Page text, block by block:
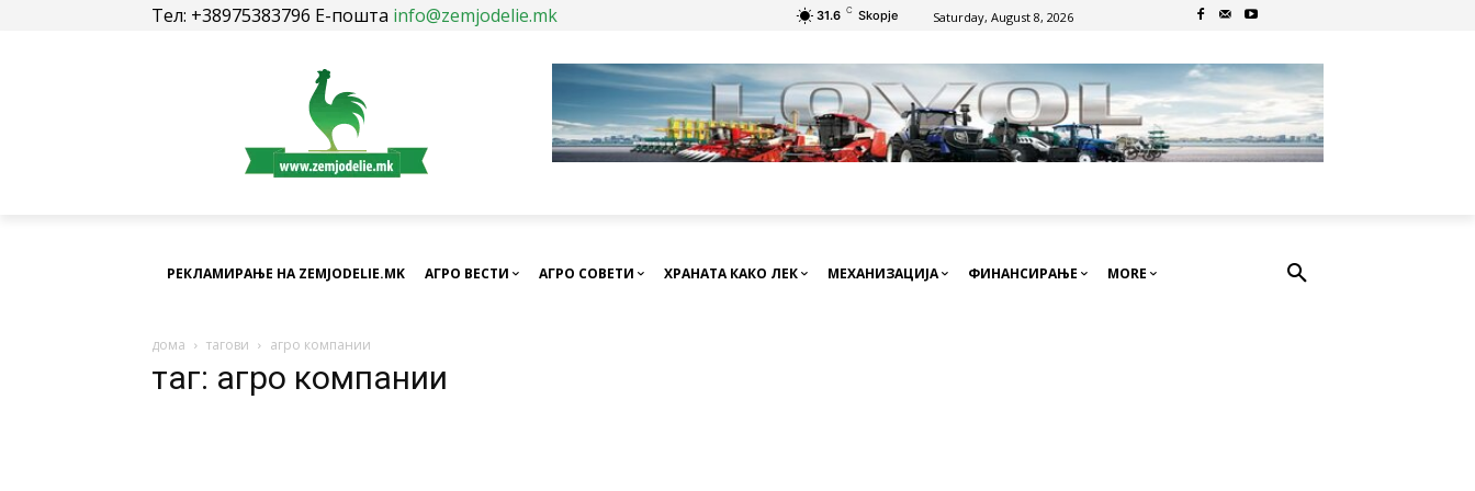
Тел: +38975383796 Е-пошта info@zemjodelie.mk 31.6 C Skopje Saturday, August 8, 2026
РЕКЛАМИРАЊЕ НА ZEMJODELIE.MK АГРО ВЕСТИ АГРО СОВЕТИ ХРАНАТА КАКО ЛЕК МЕХАНИЗАЦИЈА ФИНАНСИРАЊЕ MORE
дома тагови агро компании
таг: агро компании